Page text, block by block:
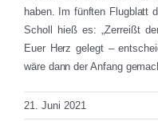
haben. Im fünften Flugblatt
Scholl hieß es: „Zerreißt
Euer Herz gelegt –
wäre dann der Anfang
21. Juni 2021